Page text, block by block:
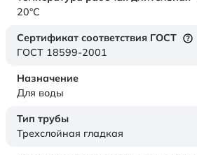
20°C
Сертификат соответствия ГОСТ
ГОСТ 18599-2001
Назначение
Для воды
Тип трубы
Трехслойная гладкая